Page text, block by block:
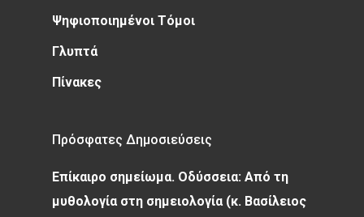
Ψηφιοποιημένοι Τόμοι
Γλυπτά
Πίνακες
Πρόσφατες Δημοσιεύσεις
Επίκαιρο σημείωμα. Οδύσσεια: Από τη
μυθολογία στη σημειολογία (κ. Βασίλειος